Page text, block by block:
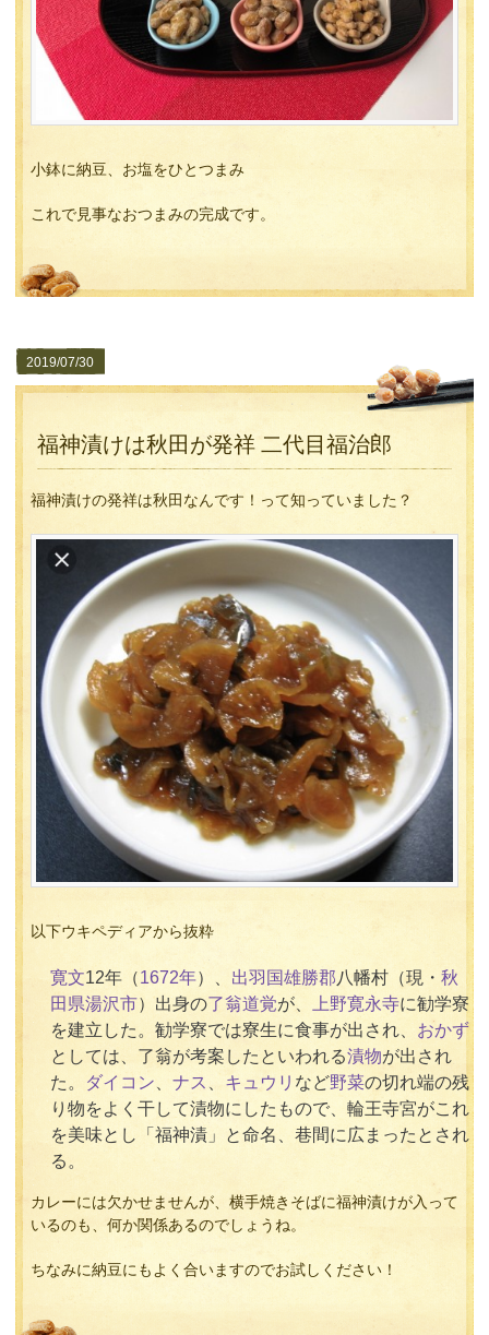
小鉢に納豆、お塩をひとつまみ
これで見事なおつまみの完成です。
2019/07/30
福神漬けは秋田が発祥 二代目福治郎
福神漬けの発祥は秋田なんです！って知っていました？
以下ウキペディアから抜粋
寛文12年（1672年）、 出羽国雄勝郡八幡村（現・ 秋
田県湯沢市）出身の了翁道覚が、 上野寛永寺に勧学寮
を建立した。勧学寮では寮生に食事が出され、 おかず
としては、了翁が考案したといわれる漬物が出され
た。
ダイコン ナス キュウリ など野菜の切れ端の残
り物をよく干して漬物にしたもので、輪王寺宮がこれ
を美味とし「福神漬」と命名、巷間に広まったとされ
る。
カレーには欠かせませんが、横手焼きそばに福神漬けが入って
いるのも、何か関係あるのでしょうね。
ちなみに納豆にもよく合いますのでお試しください！